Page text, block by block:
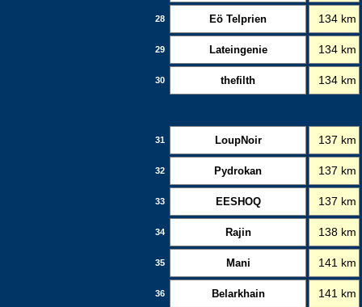
28 Eö Telprien 134 km
29 Lateingenie 134 km
30 thefilth 134 km
31 LoupNoir 137 km
32 Pydrokan 137 km
33 EESHOQ 137 km
34 Rajin 138 km
35 Mani 141 km
36 Belarkhain 141 km